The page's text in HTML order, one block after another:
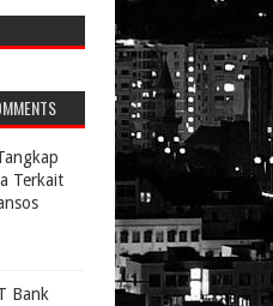
Terkait
Bank